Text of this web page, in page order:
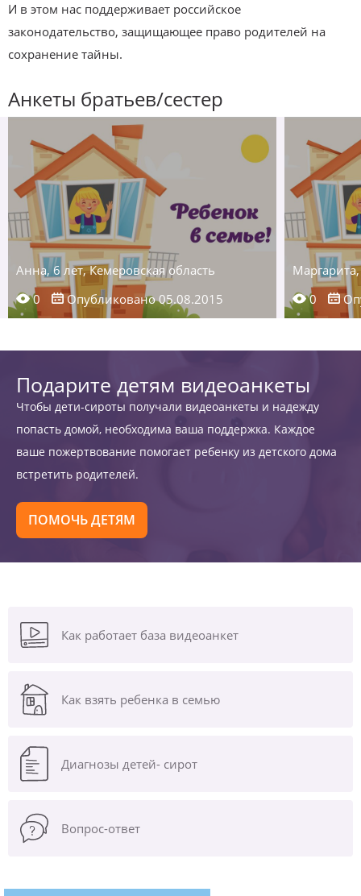
И в этом нас поддерживает российское
законодательство, защищающее право родителей на
сохранение тайны.
Анкеты братьев/сестер
Анна, 6 лет, Кемеровская область
0
Опубликовано 05.08.2015
0
Подарите детям видеоанкеты
Чтобы дети-сироты получали видеоанкеты и надежду
попасть домой, необходима ваша поддержка. Каждое
ваше пожертвование помогает ребенку из детского дома
встретить родителей.
ПОМОЧЬ ДЕТЯМ
Как работает база видеоанкет
Как взять ребенка в семью
Диагнозы детей- сирот
Вопрос-ответ